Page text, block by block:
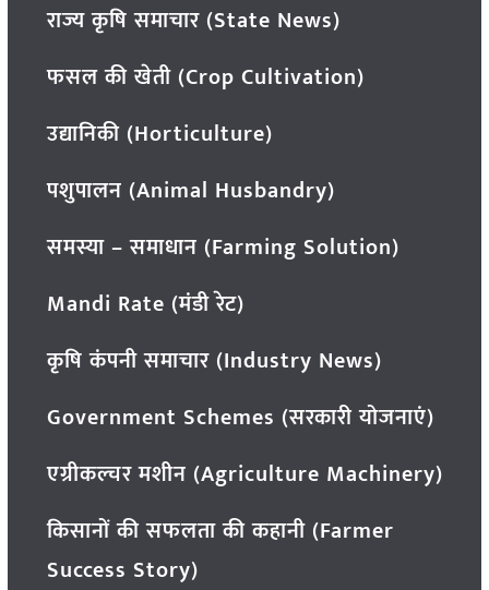
राज्य कृषि समाचार (State News)
फसल की खेती (Crop Cultivation)
उद्यानिकी (Horticulture)
पशुपालन (Animal Husbandry)
समस्या – समाधान (Farming Solution)
Mandi Rate (मंडी रेट)
कृषि कंपनी समाचार (Industry News)
Government Schemes (सरकारी योजनाएं)
एग्रीकल्चर मशीन (Agriculture Machinery)
किसानों की सफलता की कहानी (Farmer
Success Story)